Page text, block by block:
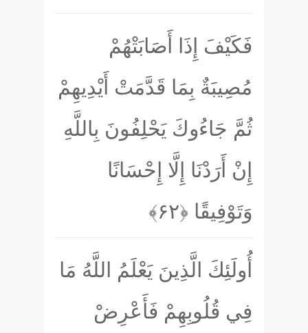
فَكَيْفَ إِذَا أَصَابَتْهُمْ
مُصِيبَةٌ بِمَا قَدَّمَتْ أَيْدِيهِمْ
ثُمَّ جَاءُوكَ يَحْلِفُونَ بِاللَّهِ
إِنْ أَرَدْنَا إِلَّا إِحْسَانًا
وَتَوْفِيقًا ﴿۶۲﴾
أُولَئِكَ الَّذِينَ يَعْلَمُ اللَّهُ مَا
فِي قُلُوبِهِمْ فَأَعْرِضْ